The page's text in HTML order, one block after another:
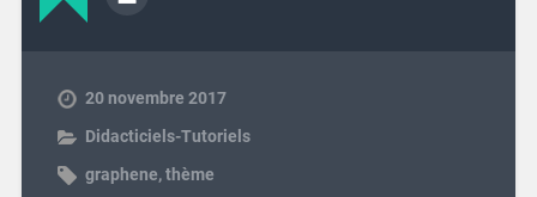
20 novembre 2017
Didacticiels-Tutoriels
graphene,thème